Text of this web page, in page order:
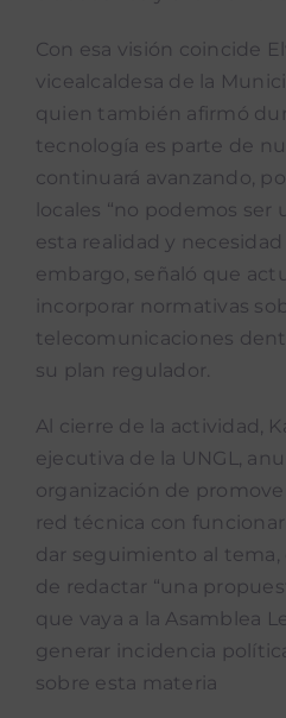
Con esa visión coincide
vicealcaldesa de la
quien también afirmó
tecnología es parte de
continuará avanzando,
locales “no podemos ser
esta realidad y
embargo, señaló que
incorporar normativas
telecomunicaciones
su plan regulador.
Al cierre de la actividad,
ejecutiva de la UNGL,
organización de
red técnica con
dar seguimiento al tema,
de redactar “una
que vaya a la Asamblea
generar incidencia
sobre esta materia